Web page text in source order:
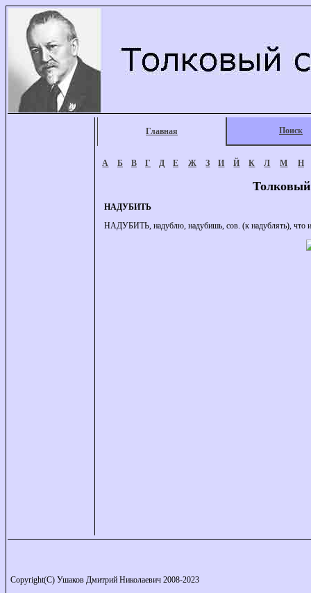
Главная Поиск
А Б В Г Д Е Ж З И Й К Л М Н
НАДУБИТЬ
НАДУБИТЬ, надублю, надубишь, сов. (к надублять), что и
Copyright(C) Ушаков Дмитрий Николаевич 2008-2023